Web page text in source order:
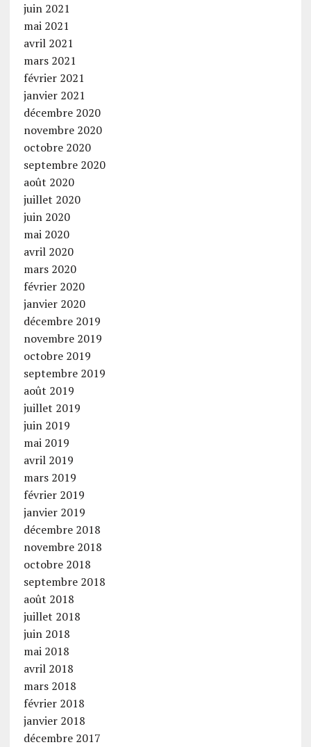
juin 2021
mai 2021
avril 2021
mars 2021
février 2021
janvier 2021
décembre 2020
novembre 2020
octobre 2020
septembre 2020
août 2020
juillet 2020
juin 2020
mai 2020
avril 2020
mars 2020
février 2020
janvier 2020
décembre 2019
novembre 2019
octobre 2019
septembre 2019
août 2019
juillet 2019
juin 2019
mai 2019
avril 2019
mars 2019
février 2019
janvier 2019
décembre 2018
novembre 2018
octobre 2018
septembre 2018
août 2018
juillet 2018
juin 2018
mai 2018
avril 2018
mars 2018
février 2018
janvier 2018
décembre 2017